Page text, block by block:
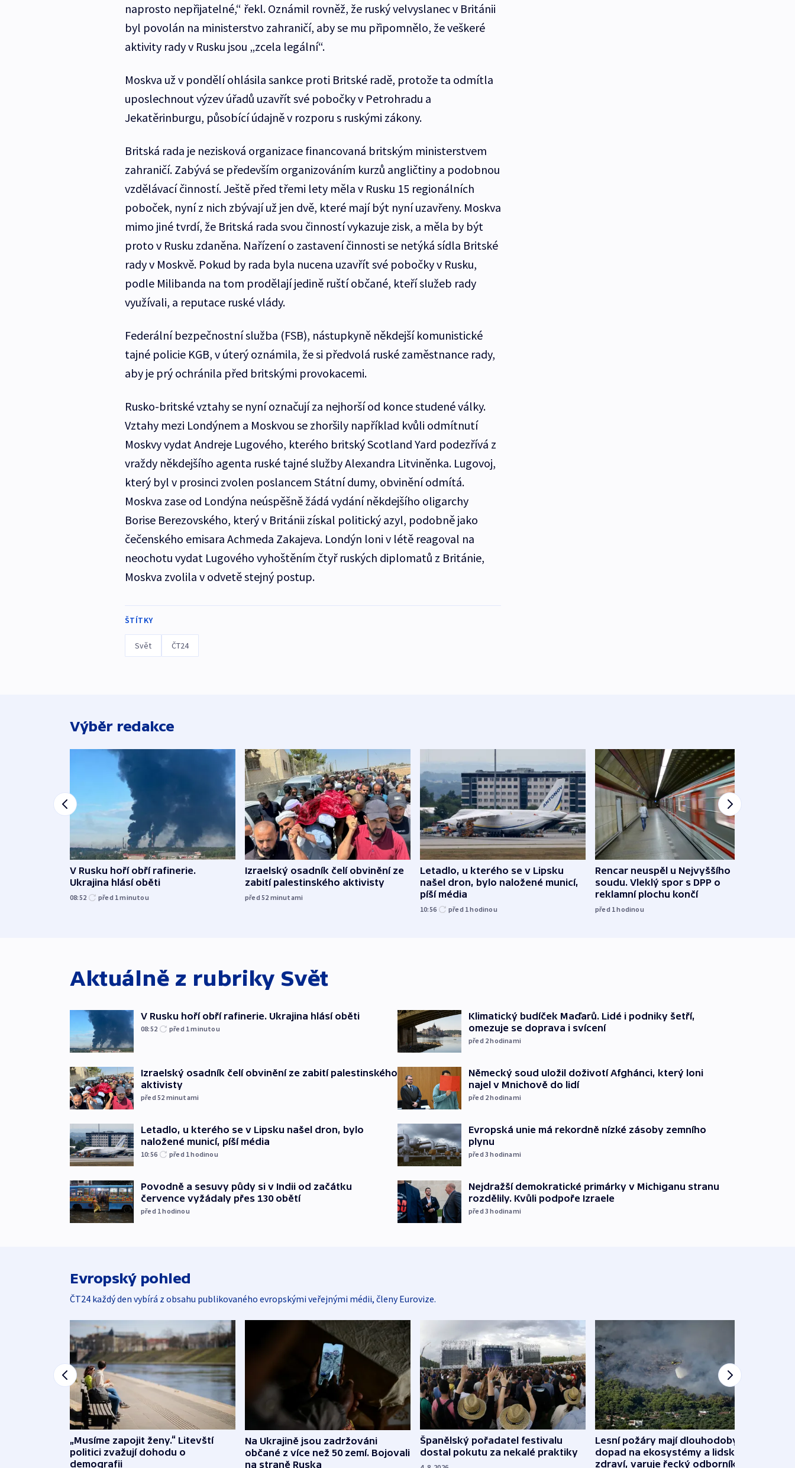
naprosto nepřijatelné,“ řekl. Oznámil rovněž, že ruský velvyslanec v Británii
byl povolán na ministerstvo zahraničí, aby se mu připomnělo, že veškeré
aktivity rady v Rusku jsou „zcela legální“.
Moskva už v pondělí ohlásila sankce proti Britské radě, protože ta odmítla
uposlechnout výzev úřadů uzavřít své pobočky v Petrohradu a
Jekatěrinburgu, působící údajně v rozporu s ruskými zákony.
Britská rada je nezisková organizace financovaná britským ministerstvem
zahraničí. Zabývá se především organizováním kurzů angličtiny a podobnou
vzdělávací činností. Ještě před třemi lety měla v Rusku 15 regionálních
poboček, nyní z nich zbývají už jen dvě, které mají být nyní uzavřeny. Moskva
mimo jiné tvrdí, že Britská rada svou činností vykazuje zisk, a měla by být
proto v Rusku zdaněna. Nařízení o zastavení činnosti se netýká sídla Britské
rady v Moskvě. Pokud by rada byla nucena uzavřít své pobočky v Rusku,
podle Milibanda na tom prodělají jedině ruští občané, kteří služeb rady
využívali, a reputace ruské vlády.
Federální bezpečnostní služba (FSB), nástupkyně někdejší komunistické
tajné policie KGB, v úterý oznámila, že si předvolá ruské zaměstnance rady,
aby je prý ochránila před britskými provokacemi.
Rusko-britské vztahy se nyní označují za nejhorší od konce studené války.
Vztahy mezi Londýnem a Moskvou se zhoršily například kvůli odmítnutí
Moskvy vydat Andreje Lugového, kterého britský Scotland Yard podezřívá z
vraždy někdejšího agenta ruské tajné služby Alexandra Litviněnka. Lugovoj,
který byl v prosinci zvolen poslancem Státní dumy, obvinění odmítá.
Moskva zase od Londýna neúspěšně žádá vydání někdejšího oligarchy
Borise Berezovského, který v Británii získal politický azyl, podobně jako
čečenského emisara Achmeda Zakajeva. Londýn loni v létě reagoval na
neochotu vydat Lugového vyhoštěním čtyř ruských diplomatů z Británie,
Moskva zvolila v odvetě stejný postup.
ŠTÍTKY
Svět ČT24
Výběr redakce
V Rusku hoří obří rafinerie.
Ukrajina hlásí oběti
08:52 před 1minutou
Izraelský osadník čelí obvinění ze
zabití palestinského aktivisty
před 52 minutami
Letadlo, u kterého se v Lipsku
našel dron, bylo naložené municí,
píší média
10:56 před 1hodinou
Rencar neuspěl u Nejvyššího
soudu. Vleklý spor s DPP o
reklamní plochu končí
před 1hodinou
Aktuálně z rubriky Svět
V Rusku hoří obří rafinerie. Ukrajina hlásí oběti
08:52 před 1minutou
Izraelský osadník čelí obvinění ze zabití palestinského
aktivisty
před 52 minutami
Letadlo, u kterého se v Lipsku našel dron, bylo
naložené municí, píší média
10:56 před 1hodinou
Povodně a sesuvy půdy si v Indii od začátku
července vyžádaly přes 130 obětí
před 1hodinou
Klimatický budíček Maďarů. Lidé i podniky šetří,
omezuje se doprava i svícení
před 2hodinami
Německý soud uložil doživotí Afghánci, který loni
najel v Mnichově do lidí
před 2hodinami
Evropská unie má rekordně nízké zásoby zemního
plynu
před 3hodinami
Nejdražší demokratické primárky v Michiganu stranu
rozdělily. Kvůli podpoře Izraele
před 3hodinami
Evropský pohled
ČT24 každý den vybírá z obsahu publikovaného evropskými veřejnými médii, členy Eurovize.
„Musíme zapojit ženy.“ Litevští
politici zvažují dohodu o
demografii
Na Ukrajině jsou zadržováni
občané z více než 50 zemí. Bojovali
na straně Ruska
Španělský pořadatel festivalu
dostal pokutu za nekalé praktiky
Lesní požáry mají dlouhodobý
dopad na ekosystémy a lidské
zdraví, varuje řecký odborník